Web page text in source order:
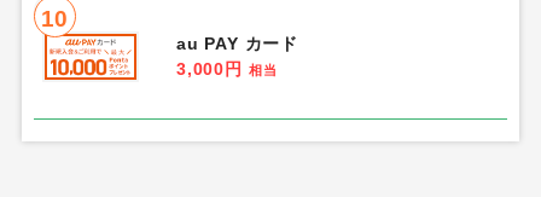
10
au PAY カード
3,000円
相当